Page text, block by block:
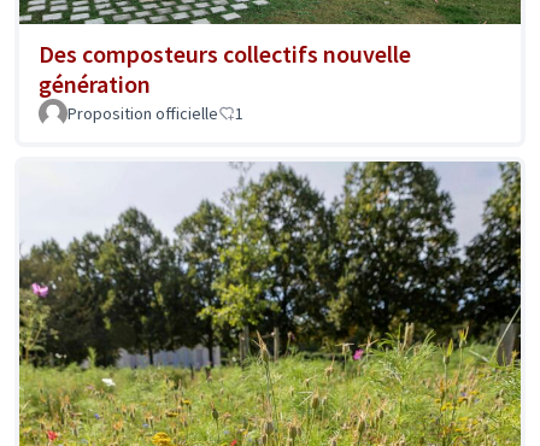
Des composteurs collectifs nouvelle
génération
Proposition officielle 1